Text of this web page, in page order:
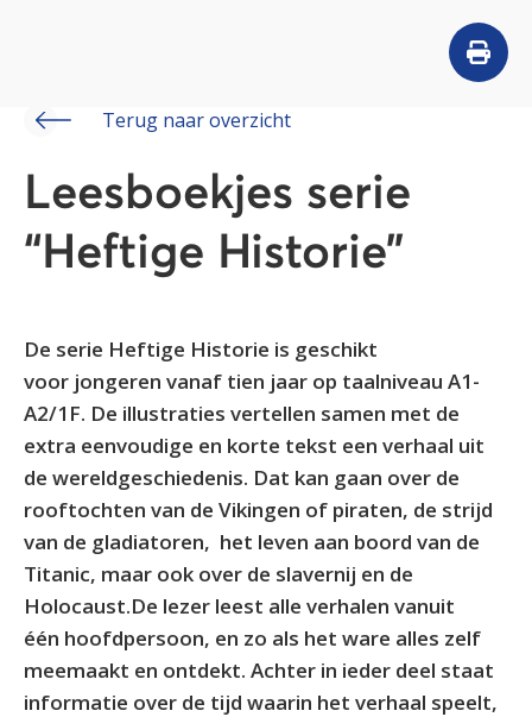
Terug naar overzicht
Leesboekjes serie
“Heftige Historie”
De serie Heftige Historie is geschikt
voor jongeren vanaf tien jaar op taalniveau A1-
A2/1F. De illustraties vertellen samen met de
extra eenvoudige en korte tekst een verhaal uit
de wereldgeschiedenis. Dat kan gaan over de
rooftochten van de Vikingen of piraten, de strijd
van de gladiatoren, het leven aan boord van de
Titanic, maar ook over de slavernij en de
Holocaust.De lezer leest alle verhalen vanuit
één hoofdpersoon, en zo als het ware alles zelf
meemaakt en ontdekt. Achter in ieder deel staat
informatie over de tijd waarin het verhaal speelt,